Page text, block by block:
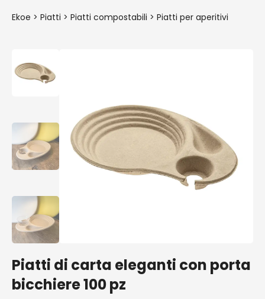
Ekoe > Piatti > Piatti compostabili > Piatti per aperitivi
Piatti di carta eleganti con porta
bicchiere 100 pz